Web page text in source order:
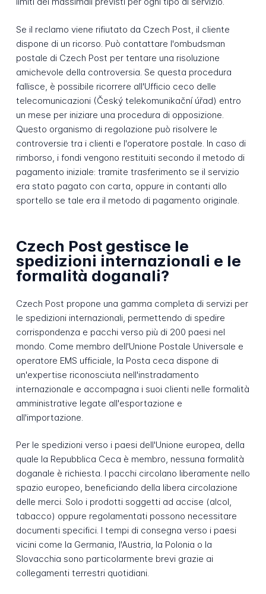
Se il reclamo viene rifiutato da Czech Post, il cliente
dispone di un ricorso. Può contattare l'ombudsman
postale di Czech Post per tentare una risoluzione
amichevole della controversia. Se questa procedura
fallisce, è possibile ricorrere all'Ufficio ceco delle
telecomunicazioni (Český telekomunikační úřad) entro
un mese per iniziare una procedura di opposizione.
Questo organismo di regolazione può risolvere le
controversie tra i clienti e l'operatore postale. In caso di
rimborso, i fondi vengono restituiti secondo il metodo di
pagamento iniziale: tramite trasferimento se il servizio
era stato pagato con carta, oppure in contanti allo
sportello se tale era il metodo di pagamento originale.
Czech Post gestisce le
spedizioni internazionali e le
formalità doganali?
Czech Post propone una gamma completa di servizi per
le spedizioni internazionali, permettendo di spedire
corrispondenza e pacchi verso più di 200 paesi nel
mondo. Come membro dell'Unione Postale Universale e
operatore EMS ufficiale, la Posta ceca dispone di
un'expertise riconosciuta nell'instradamento
internazionale e accompagna i suoi clienti nelle formalità
amministrative legate all'esportazione e
all'importazione.
Per le spedizioni verso i paesi dell'Unione europea, della
quale la Repubblica Ceca è membro, nessuna formalità
doganale è richiesta. I pacchi circolano liberamente nello
spazio europeo, beneficiando della libera circolazione
delle merci. Solo i prodotti soggetti ad accise (alcol,
tabacco) oppure regolamentati possono necessitare
documenti specifici. I tempi di consegna verso i paesi
vicini come la Germania, l'Austria, la Polonia o la
Slovacchia sono particolarmente brevi grazie ai
collegamenti terrestri quotidiani.